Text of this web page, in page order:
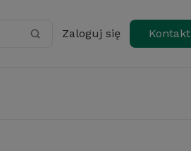
Zaloguj się Kontakt